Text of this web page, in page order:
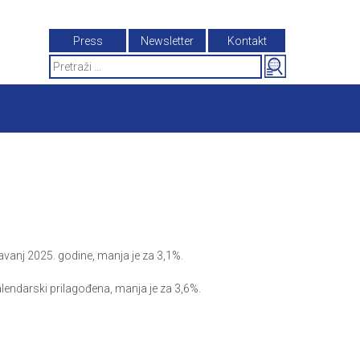
Press Newsletter
Kontakt
Search
for:
2025. godine, manja je za 3,1%.
prilagođena, manja je za 3,6%.